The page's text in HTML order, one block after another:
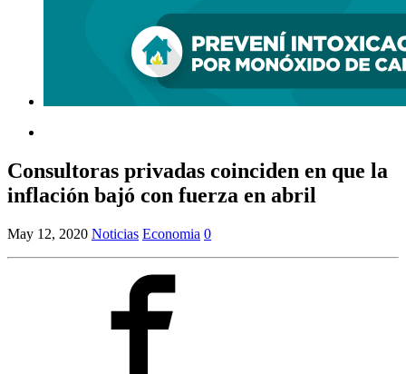
Consultoras privadas coinciden en que la
inflación bajó con fuerza en abril
May 12, 2020 Noticias Economia 0